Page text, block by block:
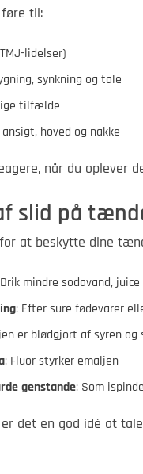
til:
lidelser)
synkning og tale
tilfælde
hoved og nakke
når du oplever
slid på
at beskytte dine
mindre sodavand,
: Efter sure fødevarer
er blødgjort af syren og
: Fluor styrker emaljen
genstande: Som
det en god idé at